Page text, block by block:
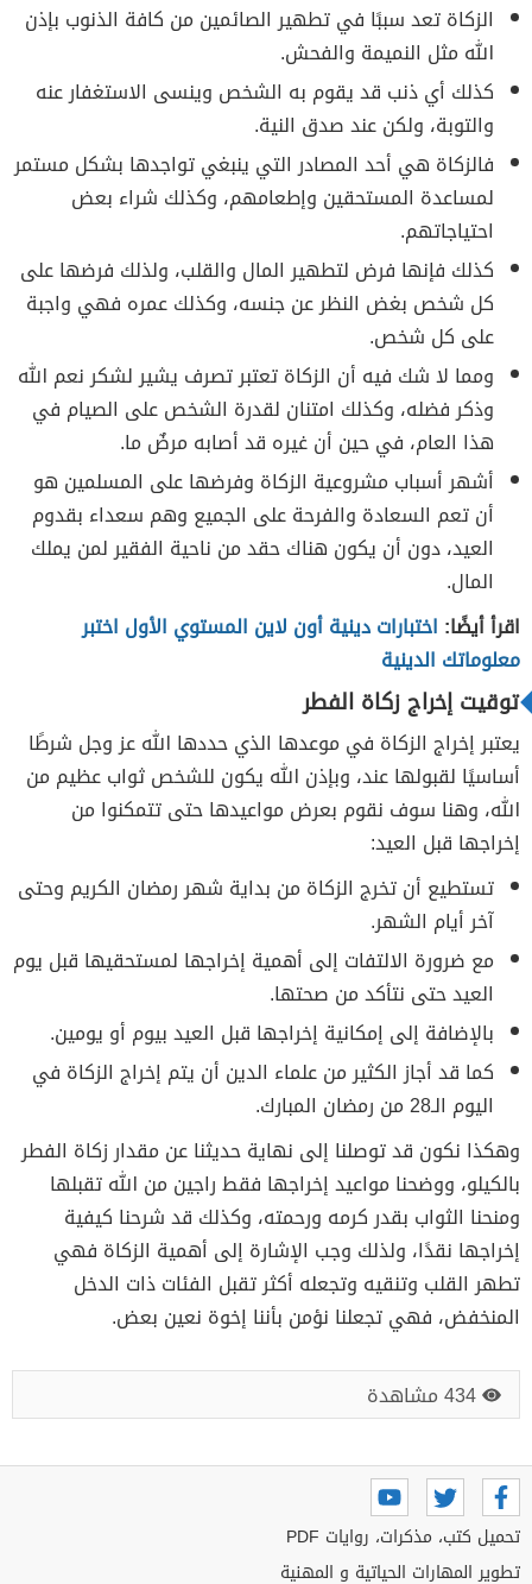
الزكاة تعد سببًا في تطهير الصائمين من كافة الذنوب بإذن
الله مثل النميمة والفحش.
كذلك أي ذنب قد يقوم به الشخص وينسى الاستغفار عنه
والتوبة، ولكن عند صدق النية.
فالزكاة هي أحد المصادر التي ينبغي تواجدها بشكل مستمر
لمساعدة المستحقين وإطعامهم، وكذلك شراء بعض
احتياجاتهم.
كذلك فإنها فرض لتطهير المال والقلب، ولذلك فرضها على
كل شخص بغض النظر عن جنسه، وكذلك عمره فهي واجبة
على كل شخص.
ومما لا شك فيه أن الزكاة تعتبر تصرف يشير لشكر نعم الله
وذكر فضله، وكذلك امتنان لقدرة الشخص على الصيام في
هذا العام، في حين أن غيره قد أصابه مرضٌ ما.
أشهر أسباب مشروعية الزكاة وفرضها على المسلمين هو
أن تعم السعادة والفرحة على الجميع وهم سعداء بقدوم
العيد، دون أن يكون هناك حقد من ناحية الفقير لمن يملك
المال.
اقرأ أيضًا: اختبارات دينية أون لاين المستوي الأول اختبر
معلوماتك الدينية
توقيت إخراج زكاة الفطر
يعتبر إخراج الزكاة في موعدها الذي حددها الله عز وجل شرطًا
أساسيًا لقبولها عند، وبإذن الله يكون للشخص ثواب عظيم من
الله، وهنا سوف نقوم بعرض مواعيدها حتى تتمكنوا من
إخراجها قبل العيد:
تستطيع أن تخرج الزكاة من بداية شهر رمضان الكريم وحتى
آخر أيام الشهر.
مع ضرورة الالتفات إلى أهمية إخراجها لمستحقيها قبل يوم
العيد حتى نتأكد من صحتها.
بالإضافة إلى إمكانية إخراجها قبل العيد بيوم أو يومين.
كما قد أجاز الكثير من علماء الدين أن يتم إخراج الزكاة في
اليوم الـ28 من رمضان المبارك.
وهكذا نكون قد توصلنا إلى نهاية حديثنا عن مقدار زكاة الفطر
بالكيلو، ووضحنا مواعيد إخراجها فقط راجين من الله تقبلها
ومنحنا الثواب بقدر كرمه ورحمته، وكذلك قد شرحنا كيفية
إخراجها نقدًا، ولذلك وجب الإشارة إلى أهمية الزكاة فهي
تطهر القلب وتنقيه وتجعله أكثر تقبل الفئات ذات الدخل
المنخفض، فهي تجعلنا نؤمن بأننا إخوة نعين بعض.
434 مشاهدة
تحميل كتب، مذكرات، روايات PDF
تطوير المهارات الحياتية و المهنية